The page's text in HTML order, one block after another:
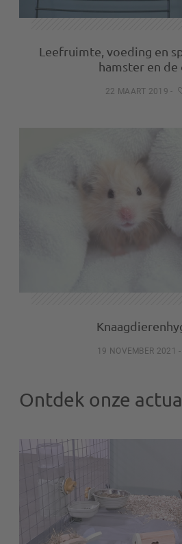
Leefruimte, voeding en
hamster en de
22 MAART 2019 -
19 NOVEMBER 2021 -
Ontdek onze